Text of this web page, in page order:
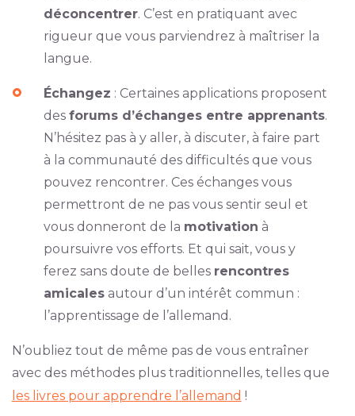
déconcentrer. C’est en pratiquant avec
rigueur que vous parviendrez à maîtriser la
langue.
Échangez : Certaines applications proposent
des forums d’échanges entre apprenants.
N’hésitez pas à y aller, à discuter, à faire part
à la communauté des difficultés que vous
pouvez rencontrer. Ces échanges vous
permettront de ne pas vous sentir seul et
vous donneront de la motivation à
poursuivre vos efforts. Et qui sait, vous y
ferez sans doute de belles rencontres
amicalesautour d’un intérêt commun :
l’apprentissage de l’allemand.
N’oubliez tout de même pas de vous entraîner
avec des méthodes plus traditionnelles, telles que
les livres pour apprendre l’allemand !